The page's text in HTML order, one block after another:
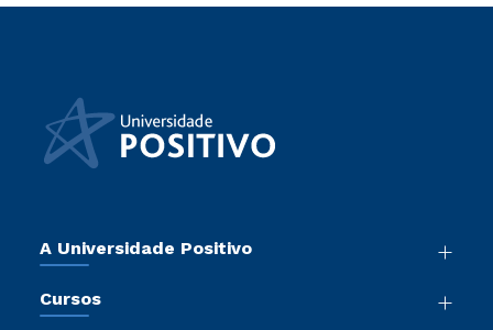
A Universidade Positivo
Sala de Imprensa
Cursos